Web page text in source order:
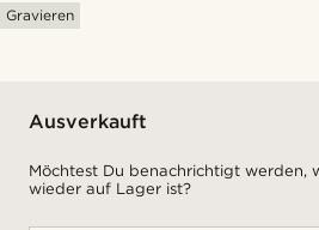
Gravieren
Ausverkauft
Möchtest Du benachrichtigt werden,
wieder auf Lager ist?